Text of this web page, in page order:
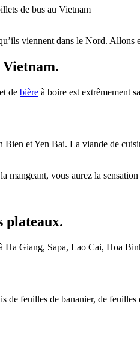
de bus au Vietnam
viennent dans le Nord. Allons
de bière à boire est extrêmement
Bien et Yen Bai. La viande de
vous aurez la
plateaux.
Ha Giang, Sapa, Lao Cai, Hoa
de feuilles de bananier, de